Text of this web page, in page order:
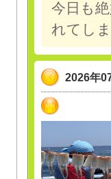
今日も
れてし
2026年